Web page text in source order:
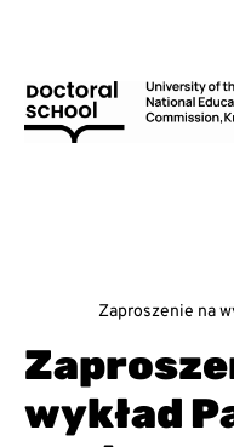
Zaproszenie na
wykład